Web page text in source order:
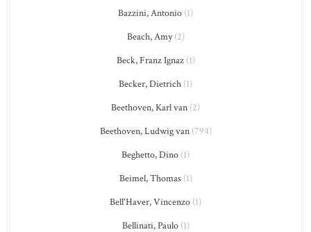
Bazzini, Antonio (1)
Beach, Amy(2)
Beck, Franz Ignaz(1)
Becker, Dietrich (1)
Beethoven, Karl van (2)
Beethoven, Ludwig van(794)
Beghetto, Dino (1)
Beimel, Thomas(1)
Bell'Haver, Vincenzo (1)
Bellinati, Paulo(1)